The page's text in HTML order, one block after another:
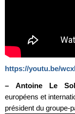
https://youtu.be/
– Antoine Le
européens et
président du groupe-